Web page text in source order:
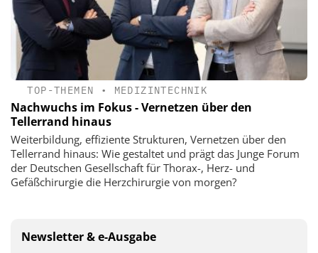
TOP-THEMEN • MEDIZINTECHNIK
Nachwuchs im Fokus - Vernetzen über den
Tellerrand hinaus
Weiterbildung, effiziente Strukturen, Vernetzen über den
Tellerrand hinaus: Wie gestaltet und prägt das Junge Forum
der Deutschen Gesellschaft für Thorax-, Herz- und
Gefäßchirurgie die Herzchirurgie von morgen?
Newsletter & e-Ausgabe